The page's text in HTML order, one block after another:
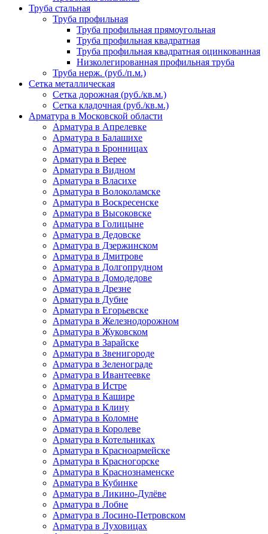
Труба стальная
Труба профильная
Труба профильная прямоугольная
Труба профильная квадратная
Труба профильная квадратная оцинкованная
Низколегированная профильная труба
Труба нерж. (руб./п.м.)
Сетка металлическая
Сетка дорожная (руб./кв.м.)
Сетка кладочная (руб./кв.м.)
Арматура в Московской области
Арматура в Апрелевке
Арматура в Балашихе
Арматура в Бронницах
Арматура в Верее
Арматура в Видном
Арматура в Власихе
Арматура в Волоколамске
Арматура в Воскресенске
Арматура в Высоковске
Арматура в Голицыне
Арматура в Дедовске
Арматура в Дзержинском
Арматура в Дмитрове
Арматура в Долгопрудном
Арматура в Домодедове
Арматура в Дрезне
Арматура в Дубне
Арматура в Егорьевске
Арматура в Железнодорожном
Арматура в Жуковском
Арматура в Зарайске
Арматура в Звенигороде
Арматура в Зеленограде
Арматура в Ивантеевке
Арматура в Истре
Арматура в Кашире
Арматура в Клину
Арматура в Коломне
Арматура в Королеве
Арматура в Котельниках
Арматура в Красноармейске
Арматура в Красногорске
Арматура в Краснознаменске
Арматура в Кубинке
Арматура в Ликино-Дулёве
Арматура в Лобне
Арматура в Лосино-Петровском
Арматура в Луховицах